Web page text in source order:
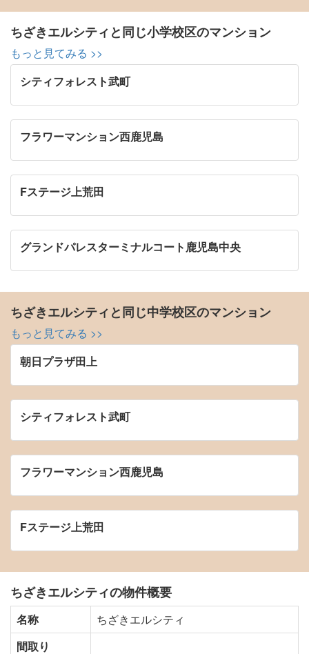
ちざきエルシティと同じ小学校区のマンション
もっと見てみる >>
シティフォレスト武町
フラワーマンション西鹿児島
Fステージ上荒田
グランドパレスターミナルコート鹿児島中央
ちざきエルシティと同じ中学校区のマンション
もっと見てみる >>
朝日プラザ田上
シティフォレスト武町
フラワーマンション西鹿児島
Fステージ上荒田
ちざきエルシティの物件概要
名称
ちざきエルシティ
間取り